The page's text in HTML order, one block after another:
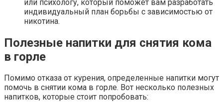
или психологу, который поможет вам разработать
индивидуальный план борьбы с зависимостью от
никотина.
Полезные напитки для снятия кома
в горле
Помимо отказа от курения, определенные напитки могут
помочь в снятии кома в горле. Вот несколько полезных
напитков, которые стоит попробовать: